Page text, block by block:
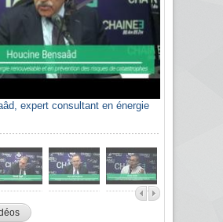
expert consultant en énergie